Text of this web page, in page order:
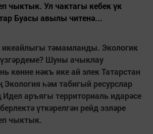
чыктык. Ул чактагы кебек үк
Буасы авылы читенә...
икеайлыгы тәмамланды. Экологик
Шуны ачыклау
көнне нәкъ ике ай элек Татарстан
һәм табигый ресурслар
аръягы территориаль идарәсе
үткәрелгән рейд эзләре
чыктык.